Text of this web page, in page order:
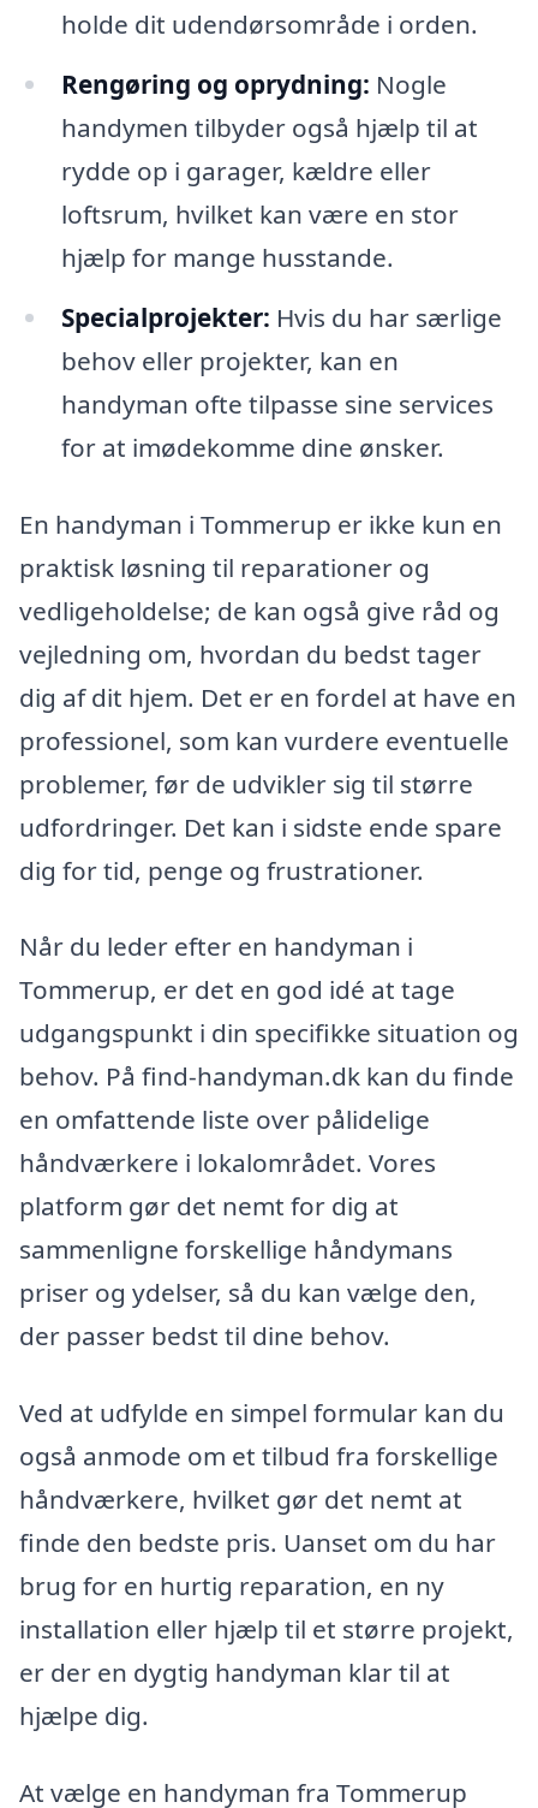
holde dit udendørsområde i orden.
Rengøring og oprydning: Nogle
handymen tilbyder også hjælp til at
rydde op i garager, kældre eller
loftsrum, hvilket kan være en stor
hjælp for mange husstande.
Specialprojekter: Hvis du har særlige
behov eller projekter, kan en
handyman ofte tilpasse sine services
for at imødekomme dine ønsker.
En handyman i Tommerup er ikke kun en
praktisk løsning til reparationer og
vedligeholdelse; de kan også give råd og
vejledning om, hvordan du bedst tager
dig af dit hjem. Det er en fordel at have en
professionel, som kan vurdere eventuelle
problemer, før de udvikler sig til større
udfordringer. Det kan i sidste ende spare
dig for tid, penge og frustrationer.
Når du leder efter en handyman i
Tommerup, er det en god idé at tage
udgangspunkt i din specifikke situation og
behov. På find-handyman.dk kan du finde
en omfattende liste over pålidelige
håndværkere i lokalområdet. Vores
platform gør det nemt for dig at
sammenligne forskellige håndymans
priser og ydelser, så du kan vælge den,
der passer bedst til dine behov.
Ved at udfylde en simpel formular kan du
også anmode om et tilbud fra forskellige
håndværkere, hvilket gør det nemt at
finde den bedste pris. Uanset om du har
brug for en hurtig reparation, en ny
installation eller hjælp til et større projekt,
er der en dygtig handyman klar til at
hjælpe dig.
At vælge en handyman fra Tommerup